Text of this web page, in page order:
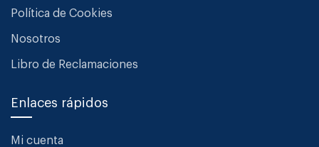
Política de Cookies
Nosotros
Libro de Reclamaciones
Enlaces rápidos
Mi cuenta